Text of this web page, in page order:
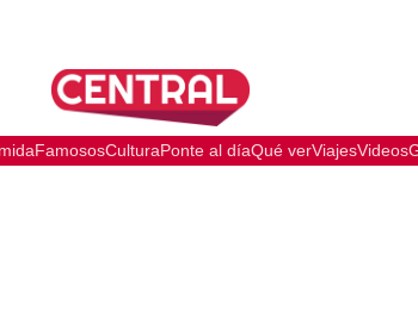
FamososCulturaPonte al díaQué verViajesVideos